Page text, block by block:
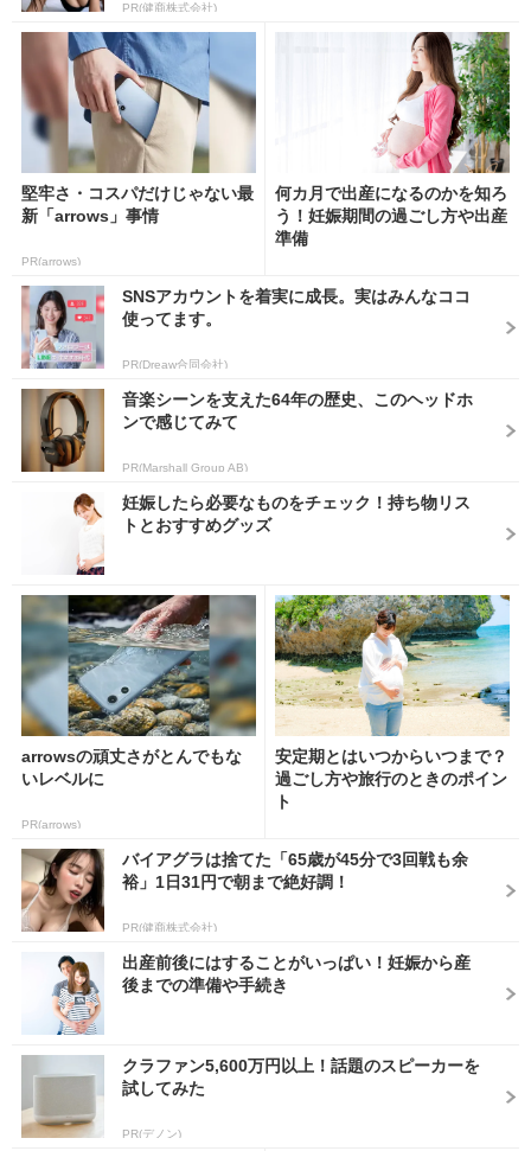
PR(健商株式会社)
堅牢さ・コスパだけじゃない最
新「arrows」事情
PR(arrows)
何カ月で出産になるのかを知ろ
う！妊娠期間の過ごし方や出産
準備
SNSアカウントを着実に成長。実はみんなココ
使ってます。
PR(Dreaw合同会社)
音楽シーンを支えた64年の歴史、このヘッドホ
ンで感じてみて
PR(Marshall Group AB)
妊娠したら必要なものをチェック！持ち物リス
トとおすすめグッズ
arrowsの頑丈さがとんでもな
いレベルに
PR(arrows)
安定期とはいつからいつまで？
過ごし方や旅行のときのポイン
ト
バイアグラは捨てた「65歳が45分で3回戦も余
裕」1日31円で朝まで絶好調！
PR(健商株式会社)
出産前後にはすることがいっぱい！妊娠から産
後までの準備や手続き
クラファン5,600万円以上！話題のスピーカーを
試してみた
PR(デノン)